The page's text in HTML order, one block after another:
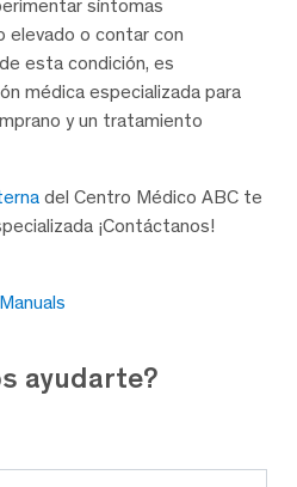
síntomas
elevado o contar con
esta condición, es
médica especializada para
y un tratamiento
del Centro Médico ABC te
¡Contáctanos!
ayudarte?